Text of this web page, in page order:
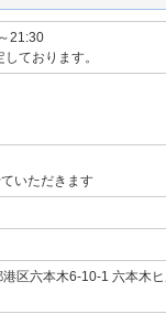
21:30
ております。
いただきます
区六本木6-10-1 六本木